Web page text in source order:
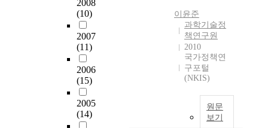
2008
(10)
2007
(11)
2006
(15)
2005
(14)
이윤준
과학기술정
책연구원
2010
국가정책연
구포털
(NKIS)
원문
보기